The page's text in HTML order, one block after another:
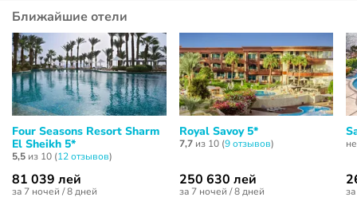
Ближайшие отели
Four Seasons Resort Sharm
El Sheikh 5*
5,5 из 10 (12 отзывов)
81 039 лей
за 7 ночей / 8 дней
Royal Savoy 5*
7,7из 10 (9 отзывов)
250 630 лей
за 7 ночей / 8 дней